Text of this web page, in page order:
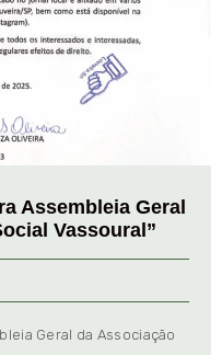
Assembleia Geral
Vassoural”
Geral da Associação